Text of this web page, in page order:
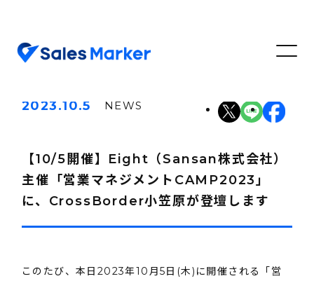
2023.10.5 NEWS
【10/5開催】Eight（Sansan株式会社）
主催「営業マネジメントCAMP2023」
に、CrossBorder小笠原が登壇します
このたび、本日2023年10月5日(木)に開催される「営